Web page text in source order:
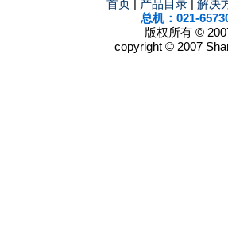
首页 产品目录
解决
总机：021-
版权所有 ©
copyright © 2007